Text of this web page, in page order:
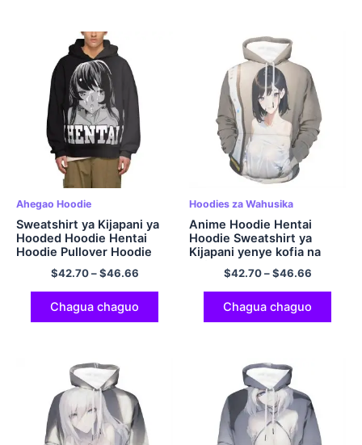
Ahegao Hoodie
Sweatshirt ya Kijapani ya
Hooded Hoodie Hentai
Hoodie Pullover Hoodie
$42.70–$46.66
Chagua chaguo
Hoodies za Wahusika
Anime Hoodie Hentai
Hoodie Sweatshirt ya
Kijapani yenye kofia na
Mifuko ya Hoodi ya
Polyester
$42.70–$46.66
Chagua chaguo